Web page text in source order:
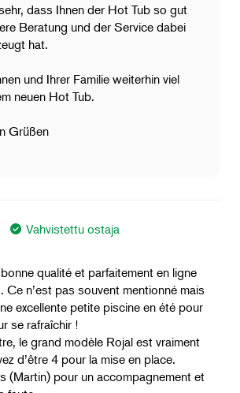
dass Ihnen der Hot Tub so gut
Beratung und der Service dabei
hat.
und Ihrer Familie weiterhin viel
neuen Hot Tub.
Grüßen
Vahvistettu ostaja
qualité et parfaitement en ligne
Ce n’est pas souvent mentionné mais
excellente petite piscine en été pour
se rafraîchir !
le grand modèle Rojal est vraiment
d’être 4 pour la mise en place.
(Martin) pour un accompagnement et